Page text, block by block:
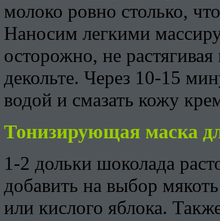
молоко ровно столько,
Наносим легкими
осторожно, не
декольте. Через 10-15
водой и смазать кожу
Тонизирующая маска
1-2 дольки шоколада
добавить на выбор
или кислого яблока.